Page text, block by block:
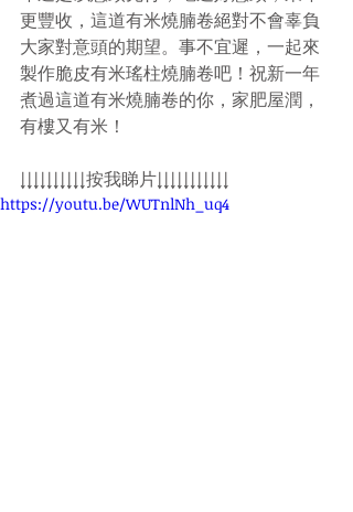
更豐收，這道有米燒腩卷絕對不會辜負
大家對意頭的期望。事不宜遲， 一起來
製作脆皮有米瑤柱燒腩卷吧！ 祝新一年
煮過這道有米燒腩卷的你，家肥屋潤，
有樓又有米！
↓↓↓↓↓↓↓↓↓↓按我睇片↓↓↓↓↓↓↓↓↓↓↓
https://youtu.be/WUTnlNh_uq4